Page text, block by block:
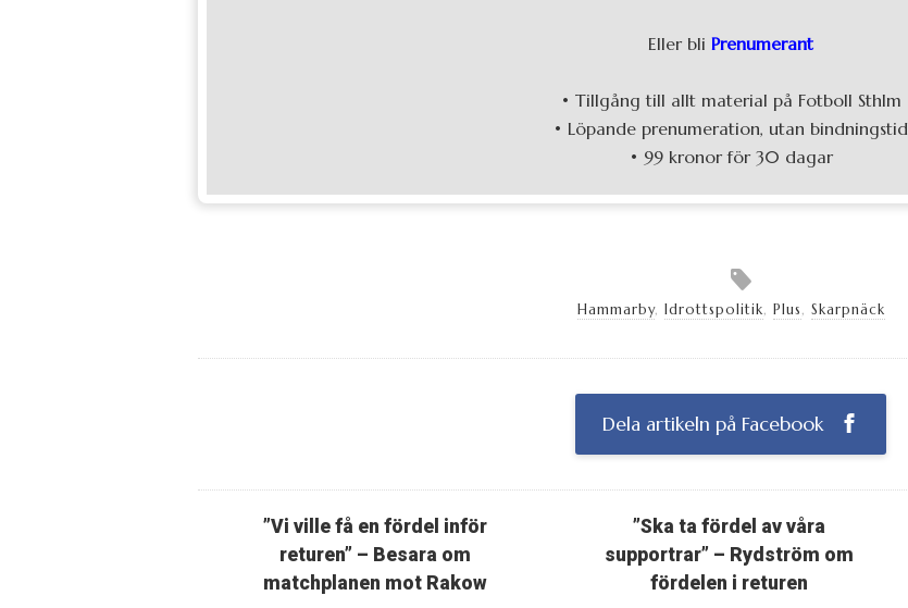
Eller bli Prenumerant
• Tillgång till allt material på Fotboll Sthlm
• Löpande prenumeration, utan bindningstid
• 99 kronor för 30 dagar
Hammarby, Idrottspolitik, Plus, Skarpnäck
Dela artikeln på Facebook
”Vi ville få en fördel inför
returen” – Besara om
matchplanen mot Rakow
”Ska ta fördel av våra
supportrar” – Rydström om
fördelen i returen